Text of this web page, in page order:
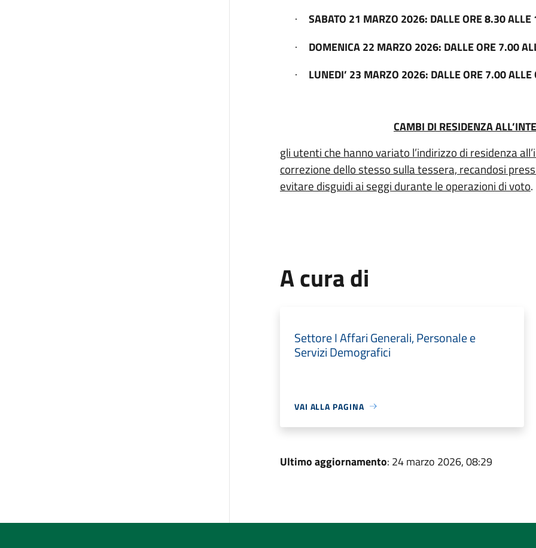
· SABATO 21 MARZO 2026: DALLE ORE 8.30
· DOMENICA 22 MARZO 2026: DALLE ORE 7.00
· LUNEDI’ 23 MARZO 2026: DALLE ORE 7.00
CAMBI DI RESIDENZA
gli utenti che hanno variato l’indirizzo di residenza
correzione dello stesso sulla tessera, recandosi
evitare disguidi ai seggi durante le operazioni di voto.
A cura di
Settore I Affari Generali, Personale e
Servizi Demografici
VAI ALLA PAGINA
Ultimo aggiornamento: 24 marzo 2026, 08:29